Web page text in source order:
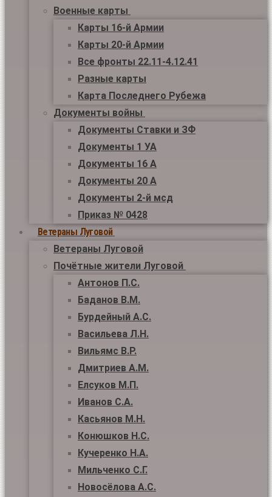
Военные карты
Карты 16-й Армии
Карты 20-й Армии
Все фронты 22.11-4.12.41
Разные карты
Карта Последнего Рубежа
Документы войны
Документы Ставки и ЗФ
Документы 1 УА
Документы 16 А
Документы 20 А
Документы 2-й мсд
Приказ № 0428
Ветераны Луговой
Ветераны Луговой
Почётные жители Луговой
Антонов П.С.
Баданов В.М.
Бурдейный А.С.
Васильева Л.Н.
Вильямс В.Р.
Дмитриев А.М.
Елсуков М.П.
Иванов С.А.
Касьянов М.Н.
Конюшков Н.С.
Кучеренко Н.А.
Мильченко С.Г.
Новосёлова А.С.